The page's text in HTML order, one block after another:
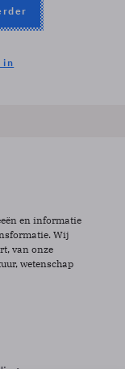
in
en informatie
Wij
van onze
wetenschap